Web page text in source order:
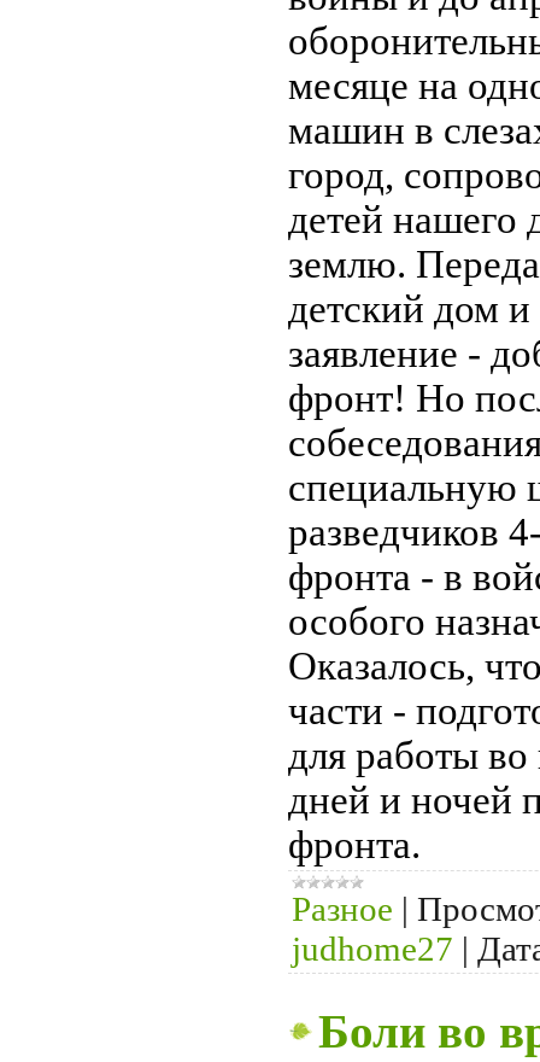
месяце на
машин в
город,
детей
землю.
детский дом
заявление -
фронт! Но
специальную
разведчиков
фронта - в
особого
Оказалось,
части -
для работы
дней и ночей
фронта.
Разное |
judhome27 |
Боли во